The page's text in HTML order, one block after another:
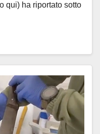
qui) ha riportato sotto